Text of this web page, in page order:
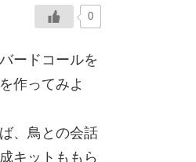
0
ードコールを
作ってみよ
、鳥との会話
キットももら